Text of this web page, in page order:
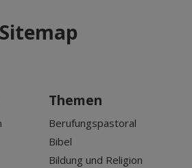
Sitemap
Themen
Berufungspastoral
Bibel
Bildung und Religion